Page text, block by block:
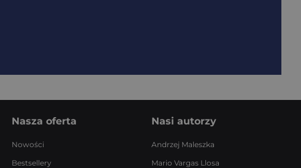
Nasza oferta
Nowości
Bestsellery
Nasi autorzy
Andrzej Maleszka
Mario Vargas Llosa